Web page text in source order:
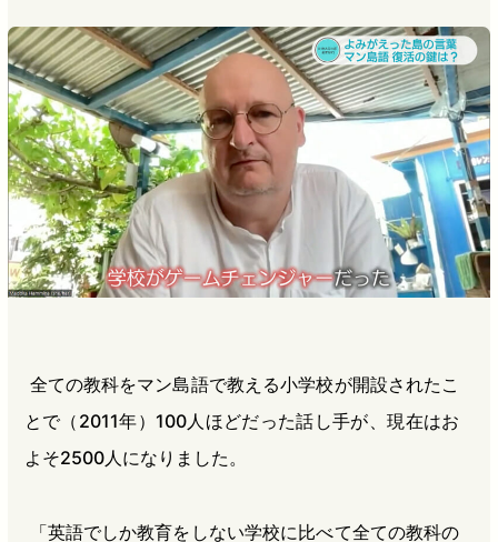
全ての教科をマン島語で教える小学校が開設されたこ
とで（2011年）100人ほどだった話し手が、現在はお
よそ2500人になりました。
「英語でしか教育をしない学校に比べて全ての教科の